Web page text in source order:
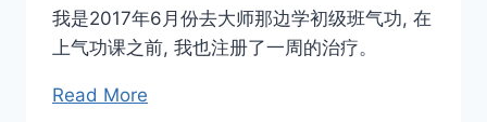
我是2017年6月份去大师那边学初级班气功, 在
上气功课之前, 我也注册了一周的治疗。
Read More